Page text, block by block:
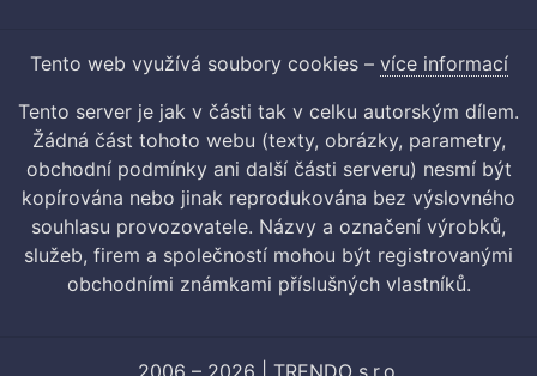
Tento web využívá soubory cookies – více informací
Tento server je jak v části tak v celku autorským dílem.
Žádná část tohoto webu (texty, obrázky, parametry,
obchodní podmínky ani další části serveru) nesmí být
kopírována nebo jinak reprodukována bez výslovného
souhlasu provozovatele. Názvy a označení výrobků,
služeb, firem a společností mohou být registrovanými
obchodními známkami příslušných vlastníků.